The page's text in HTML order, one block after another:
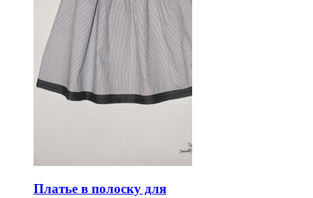
Платье в полоску для